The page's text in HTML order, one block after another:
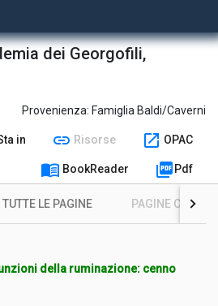
dei Georgofili,
Provenienza: Famiglia Baldi/Caverni
in link Risorse open_in_new OPAC
menu_book BookReader picture_as_pdf Pdf
TUTTE LE PAGINE PAGINE CON
della ruminazione: cenno